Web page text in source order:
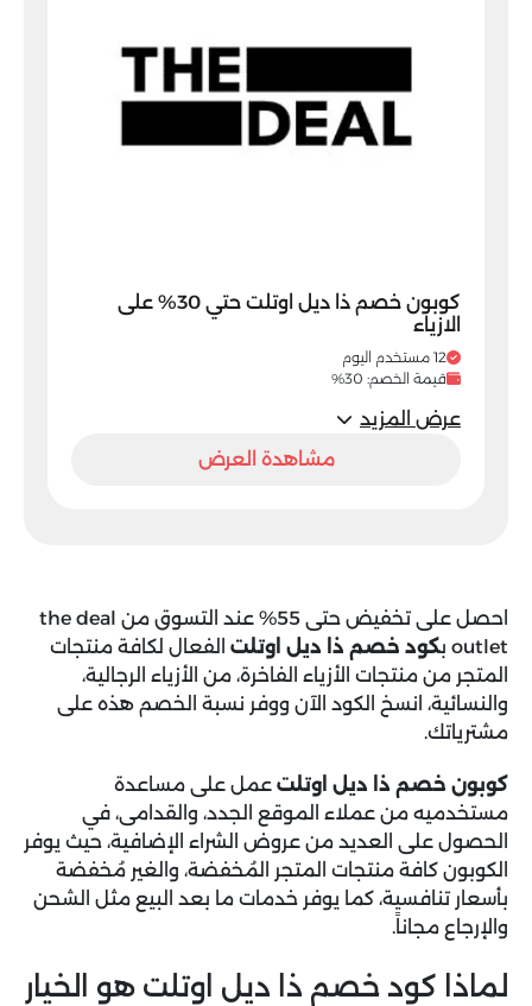
كوبون خصم ذا ديل اوتلت حتي 30% على
الازياء
12 مستخدم اليوم
قيمة الخصم: 30%
عرض المزيد
مشاهدة العرض
احصل على تخفيض حتى 55% عند التسوق من the deal
outlet ب كود خصم ذا ديل اوتلت الفعال لكافة منتجات
المتجر من منتجات الأزياء الفاخرة، من الأزياء الرجالية،
والنسائية، انسخ الكود الآن ووفر نسبة الخصم هذه على
مشترياتك.
كوبون خصم ذا ديل اوتلت عمل على مساعدة
مستخدميه من عملاء الموقع الجدد، والقدامى، في
الحصول على العديد من عروض الشراء الإضافية، حيث يوفر
الكوبون كافة منتجات المتجر المُخفضة، والغير مُخفضة
بأسعار تنافسية، كما يوفر خدمات ما بعد البيع مثل الشحن
والإرجاع مجاناً.
لماذا كود خصم ذا ديل اوتلت هو الخيار